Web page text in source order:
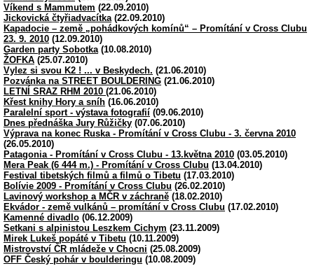
Víkend s Mammutem (22.09.2010)
Jickovická čtyřiadvacítka(22.09.2010)
Kapadocie – země „pohádkových komínů“ – Promítání v Cross Clubu
23. 9. 2010 (12.09.2010)
Garden party Sobotka(10.08.2010)
ŽOFKA (25.07.2010)
Vylez si svou K2 ! ... v Beskydech. (21.06.2010)
Pozvánka na STREET BOULDERING (21.06.2010)
LETNÍ SRAZ RHM 2010 (21.06.2010)
Křest knihy Hory a sníh (16.06.2010)
Paralelní sport - výstava fotografií (09.06.2010)
Dnes přednáška Jury Růžičky (07.06.2010)
Výprava na konec Ruska - Promítání v Cross Clubu - 3. června 2010
(26.05.2010)
Patagonia - Promítání v Cross Clubu - 13.května 2010 (03.05.2010)
Mera Peak (6 444 m.) - Promítání v Cross Clubu (13.04.2010)
Festival tibetských filmů a filmů o Tibetu (17.03.2010)
Bolívie 2009 - Promítání v Cross Clubu (26.02.2010)
Lavinový workshop a MČR v záchraně (18.02.2010)
Ekvádor - země vulkánů – promítání v Cross Clubu (17.02.2010)
Kamenné divadlo (06.12.2009)
Setkani s alpinistou Leszkem Cichym (23.11.2009)
Mirek Lukeš popáté v Tibetu (10.11.2009)
Mistrovství ČR mládeže v Chocni (25.08.2009)
OFF Český pohár v boulderingu (10.08.2009)